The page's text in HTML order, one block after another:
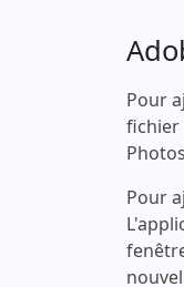
Pour
fichier
Pour